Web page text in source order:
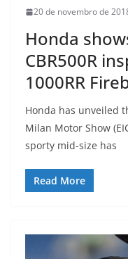
20 de novembro de
Honda
CBR500R
1000RR
Honda has unveiled
Milan Motor Show
sporty mid-size has
Read More